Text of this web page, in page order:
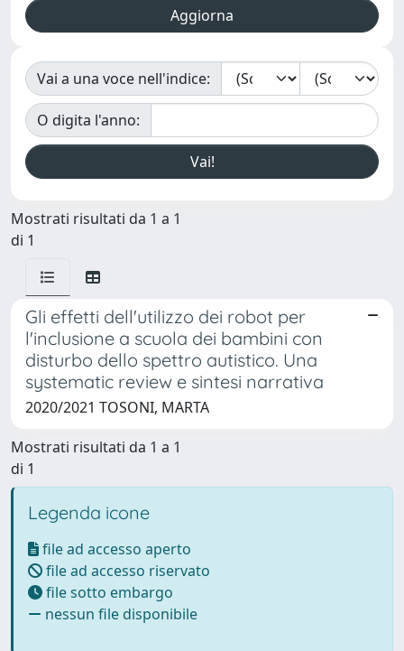
Vai a una voce nell'indice:
O digita l'anno:
Mostrati risultati da 1 a 1
di 1
Gli effetti dell'utilizzo dei robot per
l'inclusione a scuola dei bambini con
disturbo dello spettro autistico. Una
systematic review e sintesi narrativa
2020/2021 TOSONI, MARTA
Mostrati risultati da 1 a 1
di 1
Legenda icone
file ad accesso aperto
file ad accesso riservato
file sotto embargo
nessun file disponibile